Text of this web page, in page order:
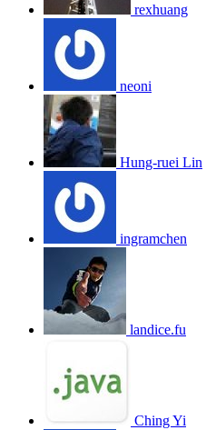
rexhuang
neoni
Hung-ruei Lin
ingramchen
landice.fu
Ching Yi